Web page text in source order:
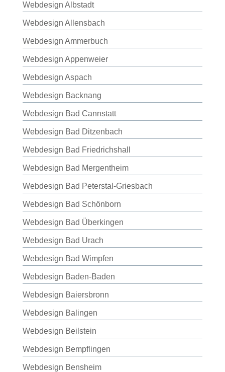
Webdesign Albstadt
Webdesign Allensbach
Webdesign Ammerbuch
Webdesign Appenweier
Webdesign Aspach
Webdesign Backnang
Webdesign Bad Cannstatt
Webdesign Bad Ditzenbach
Webdesign Bad Friedrichshall
Webdesign Bad Mergentheim
Webdesign Bad Peterstal-Griesbach
Webdesign Bad Schönborn
Webdesign Bad Überkingen
Webdesign Bad Urach
Webdesign Bad Wimpfen
Webdesign Baden-Baden
Webdesign Baiersbronn
Webdesign Balingen
Webdesign Beilstein
Webdesign Bempflingen
Webdesign Bensheim